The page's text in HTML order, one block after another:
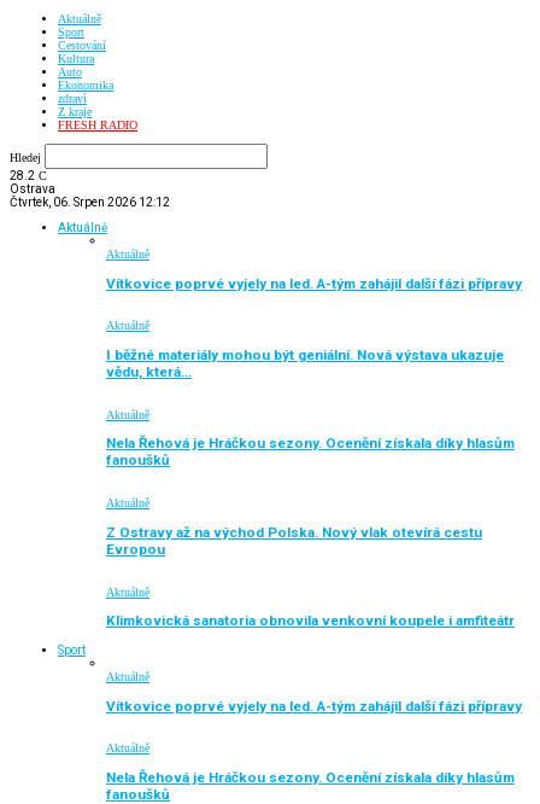
Aktuálně
Sport
Cestování
Kultura
Auto
Ekonomika
zdraví
Z kraje
FRESH RADIO
Hledej
28.2 C
Ostrava
Čtvrtek, 06. Srpen 2026 12:12
Aktuálně
Aktuálně
Vítkovice poprvé vyjely na led. A-tým zahájil další fázi přípravy
Aktuálně
I běžné materiály mohou být geniální. Nová výstava ukazuje
vědu, která…
Aktuálně
Nela Řehová je Hráčkou sezony. Ocenění získala díky hlasům
fanoušků
Aktuálně
Z Ostravy až na východ Polska. Nový vlak otevírá cestu
Evropou
Aktuálně
Klimkovická sanatoria obnovila venkovní koupele i amfiteátr
Sport
Aktuálně
Vítkovice poprvé vyjely na led. A-tým zahájil další fázi přípravy
Aktuálně
Nela Řehová je Hráčkou sezony. Ocenění získala díky hlasům
fanoušků